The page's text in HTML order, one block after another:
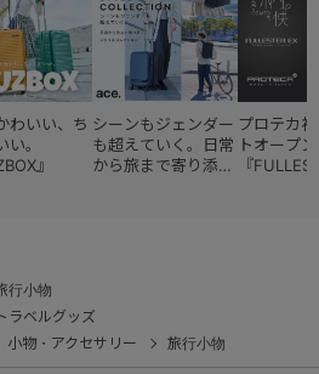
わいい、ち
い。
』
シーンもジェンダー
も超えていく。日常
から旅まで寄り添う
プロテカ
トオープ
『
行小物
ラベルグッズ
小物・アクセサリー 旅行小物